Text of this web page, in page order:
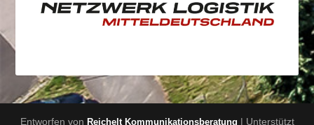
Entworfen von Reichelt Kommunikationsberatung | Unterstützt